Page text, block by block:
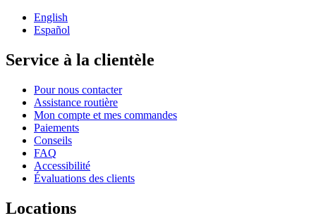
English
Español
Service à la clientèle
Pour nous contacter
Assistance routière
Mon compte et mes commandes
Paiements
Conseils
FAQ
Accessibilité
Évaluations des clients
Locations